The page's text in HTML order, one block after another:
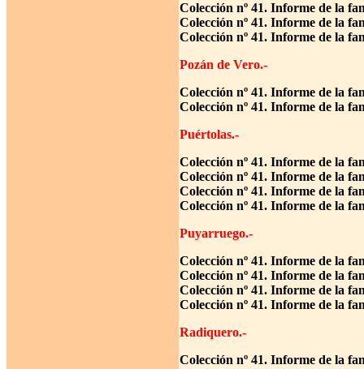
Colección nº 41. Informe de la
Colección nº 41. Informe de la
Colección nº 41. Informe de la
Pozán de Vero.-
Colección nº 41. Informe de la
Colección nº 41. Informe de la
Puértolas.-
Colección nº 41. Informe de la
Colección nº 41. Informe de la
Colección nº 41. Informe de la
Colección nº 41. Informe de la
Puyarruego.-
Colección nº 41. Informe de la
Colección nº 41. Informe de la
Colección nº 41. Informe de la
Colección nº 41. Informe de la
Radiquero.-
Colección nº 41. Informe de la